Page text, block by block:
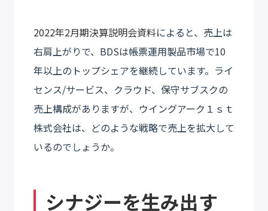
2022年2月期決算説明会資料によると、売上は
右肩上がりで、BDSは帳票運用製品市場で10
年以上のトップシェアを継続しています。ライ
センス/サービス、クラウド、保守サブスクの
売上構成がありますが、ウイングアーク１ｓｔ
株式会社は、どのような戦略で売上を拡大して
いるのでしょうか。
シナジーを生み出す